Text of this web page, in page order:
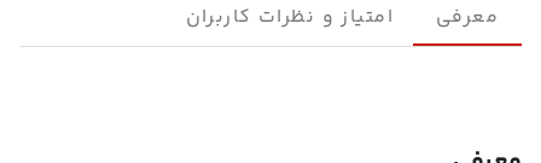
معرفی امتیاز و نظرات کاربران